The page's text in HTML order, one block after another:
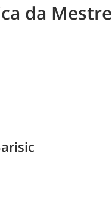
da Mestre